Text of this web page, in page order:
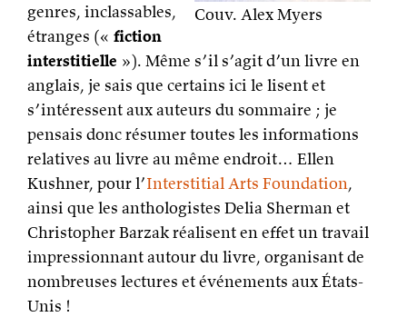
Couv. Alex Myers
genres, inclassables,
étranges (« fiction
interstitielle »). Même s’il s’agit d’un livre en
anglais, je sais que certains ici le lisent et
s’intéressent aux auteurs du sommaire ; je
pensais donc résumer toutes les informations
relatives au livre au même endroit… Ellen
Kushner, pour l’Interstitial Arts Foundation,
ainsi que les anthologistes Delia Sherman et
Christopher Barzak réalisent en effet un travail
impressionnant autour du livre, organisant de
nombreuses lectures et événements aux États-
Unis !